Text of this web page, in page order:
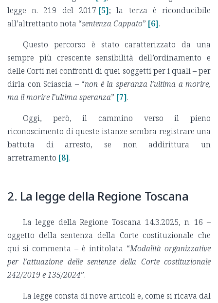
legge n. 219 del 2017 [5]; la terza è riconducibile
all’altrettanto nota “sentenza Cappato” [6].
Questo percorso è stato caratterizzato da una
sempre più crescente sensibilità dell’ordinamento e
delle Corti nei confronti di quei soggetti per i quali – per
dirla con Sciascia – “non è la speranza l’ultima a morire,
ma il morire l’ultima speranza” [7].
Oggi, però, il cammino verso il pieno
riconoscimento di queste istanze sembra registrare una
battuta di arresto, se non addirittura un
arretramento [8].
2. La legge della Regione Toscana
La legge della Regione Toscana 14.3.2025, n. 16 –
oggetto della sentenza della Corte costituzionale che
qui si commenta – è intitolata “Modalità organizzative
per l’attuazione delle sentenze della Corte costituzionale
242/2019 e 135/2024”.
La legge consta di nove articoli e, come si ricava dal